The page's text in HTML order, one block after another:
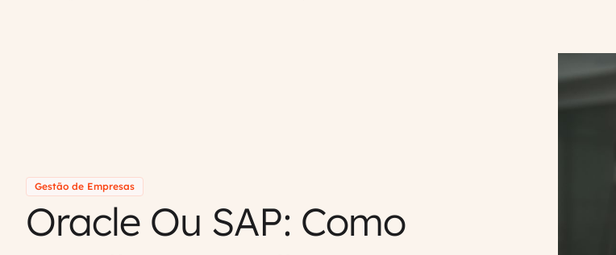
Gestão de Empresas
Oracle Ou SAP: Como